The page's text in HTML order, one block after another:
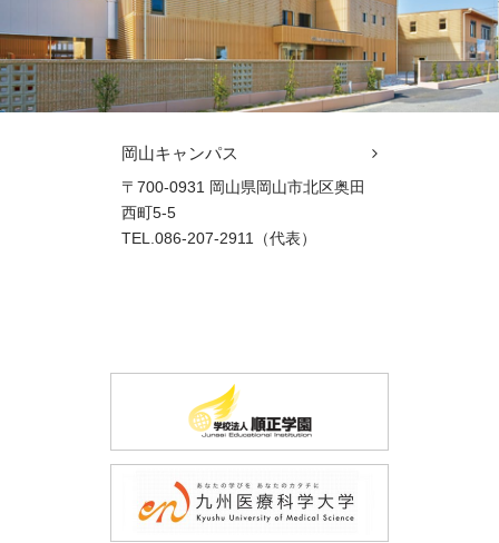
岡山キャンパス
〒700-0931 岡山県岡山市北区奥田
西町5-5
TEL.086-207-2911（代表）